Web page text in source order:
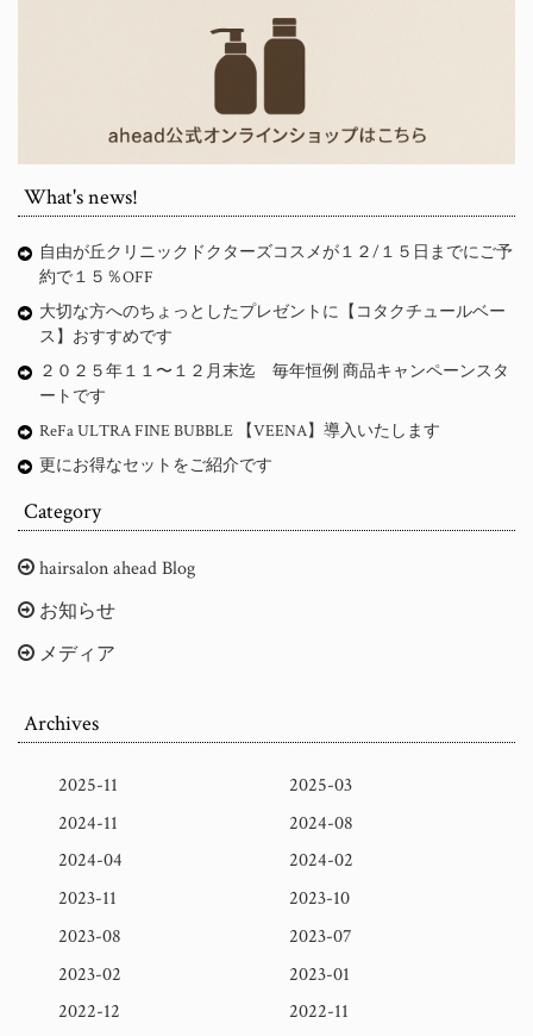
What's news!
自由が丘クリニックドクターズコスメが１２/１５日までにご予
約で１５％OFF
大切な方へのちょっとしたプレゼントに【コタクチュールベー
ス】おすすめです
２０２５年１１〜１２月末迄 毎年恒例 商品キャンペーンスタ
ートです
ReFa ULTRA FINE BUBBLE 【VEENA】導入いたします
更にお得なセットをご紹介です
Category
hairsalon ahead Blog
お知らせ
メディア
Archives
2025-11
2025-03
2024-11
2024-08
2024-04
2024-02
2023-11
2023-10
2023-08
2023-07
2023-02
2023-01
2022-12
2022-11